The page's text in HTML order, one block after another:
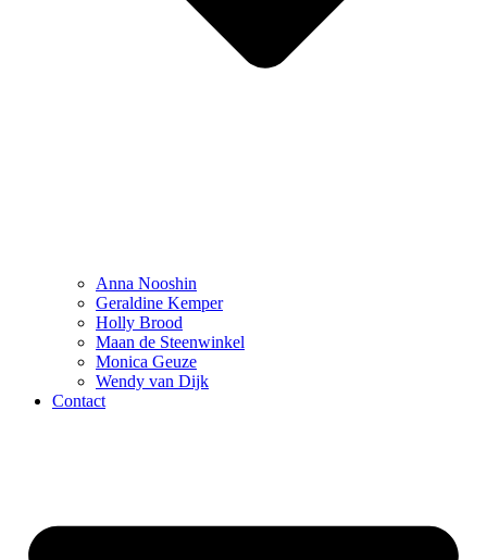
Anna Nooshin
Geraldine Kemper
Holly Brood
Maan de Steenwinkel
Monica Geuze
Wendy van Dijk
Contact